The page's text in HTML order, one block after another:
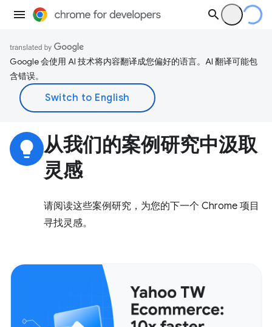
Google 会使用 AI 技术将内容翻译成您偏好的语言。AI 翻译可能包
含错误。
lightbulb 从我们的案例研究中汲取
灵感
请阅读这些案例研究，为您的下一个 Chrome 项目
寻找灵感。